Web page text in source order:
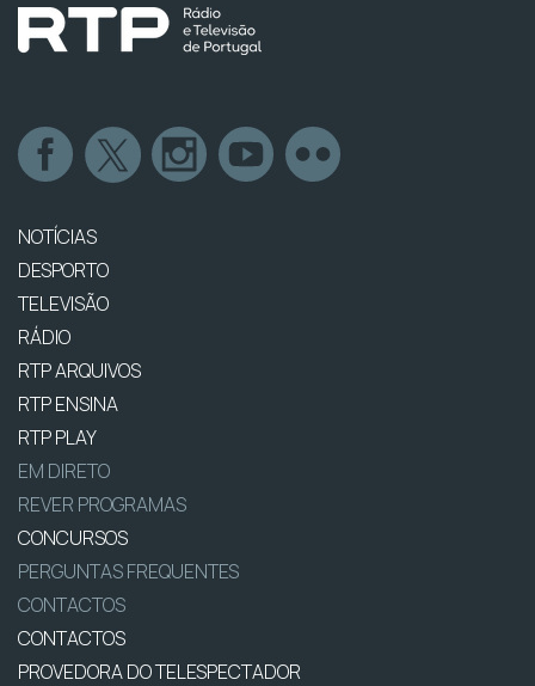
NOTÍCIAS
DESPORTO
TELEVISÃO
RÁDIO
RTP ARQUIVOS
RTP ENSINA
RTP PLAY
EM DIRETO
REVER PROGRAMAS
CONCURSOS
PERGUNTAS FREQUENTES
CONTACTOS
CONTACTOS
PROVEDORA DO TELESPECTADOR